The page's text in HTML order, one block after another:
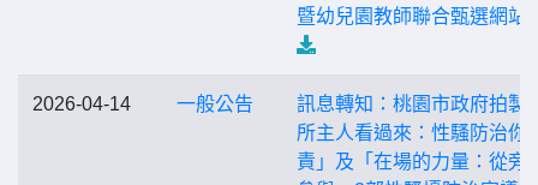
暨幼兒園教師聯合甄選網站
2026-04-14 一般公告
訊息轉知：桃園市政府拍製
所主人看過來：性騷防治你
責」及「在場的力量：從旁